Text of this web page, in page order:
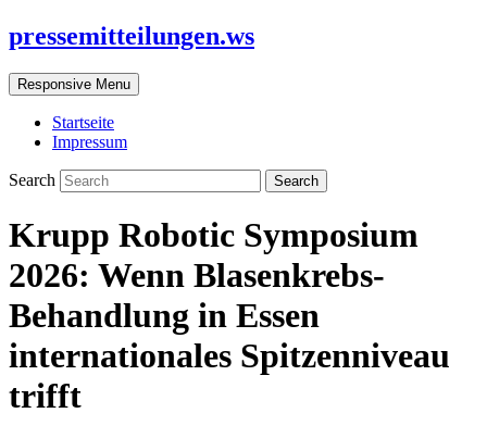
pressemitteilungen.ws
Responsive Menu
Startseite
Impressum
Search
Krupp Robotic Symposium
2026: Wenn Blasenkrebs-
Behandlung in Essen
internationales Spitzenniveau
trifft